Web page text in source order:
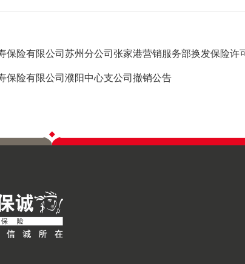
保险有限公司苏州分公司张家港营销服务部换发保险许
保险有限公司濮阳中心支公司撤销公告